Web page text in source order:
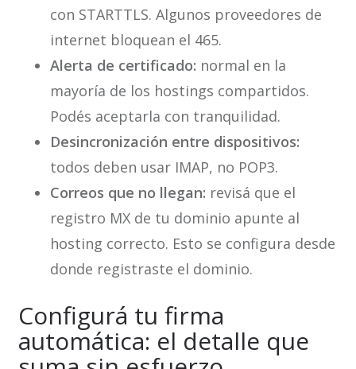
con STARTTLS. Algunos proveedores de
internet bloquean el 465.
Alerta de certificado: normal en la
mayoría de los hostings compartidos.
Podés aceptarla con tranquilidad.
Desincronización entre dispositivos:
todos deben usar IMAP, no POP3.
Correos que no llegan: revisá que el
registro MX de tu dominio apunte al
hosting correcto. Esto se configura desde
donde registraste el dominio.
Configurá tu firma
automática: el detalle que